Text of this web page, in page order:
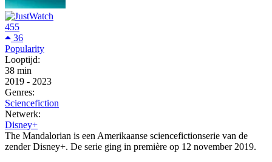
455
36
Popularity
Looptijd:
38 min
2019 - 2023
Genres:
Sciencefiction
Netwerk:
Disney+
The Mandalorian is een Amerikaanse sciencefictionserie van de
zender Disney+. De serie ging in première op 12 november 2019.